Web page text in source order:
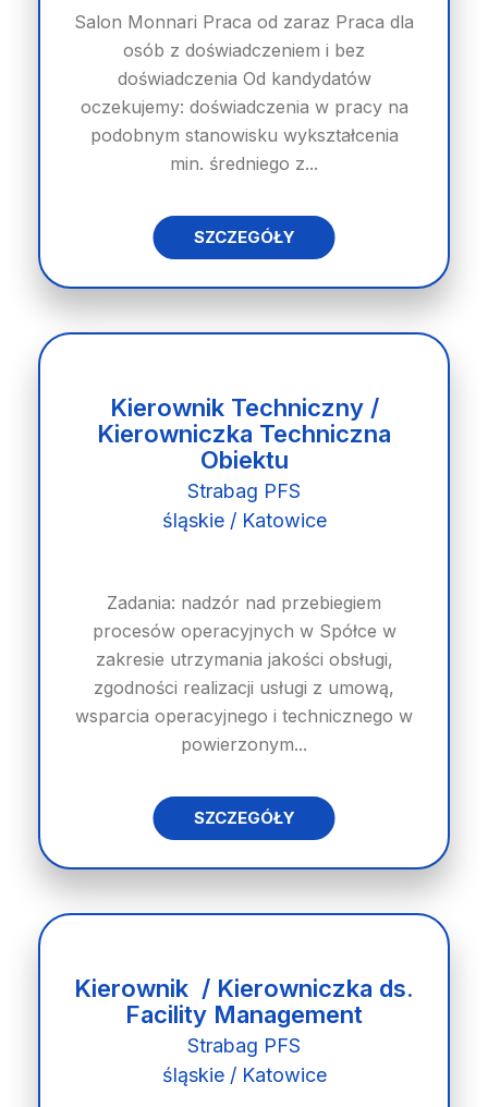
Salon Monnari Praca od zaraz Praca dla
osób z doświadczeniem i bez
doświadczenia Od kandydatów
oczekujemy: doświadczenia w pracy na
podobnym stanowisku wykształcenia
min. średniego z...
SZCZEGÓŁY
Kierownik Techniczny /
Kierowniczka Techniczna
Obiektu
Strabag PFS
śląskie / Katowice
Zadania: nadzór nad przebiegiem
procesów operacyjnych w Spółce w
zakresie utrzymania jakości obsługi,
zgodności realizacji usługi z umową,
wsparcia operacyjnego i technicznego w
powierzonym...
SZCZEGÓŁY
Kierownik / Kierowniczka ds.
Facility Management
Strabag PFS
śląskie / Katowice